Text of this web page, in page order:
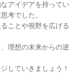
アイデアを持ってい
考でした。
ことや視野を広げる
理想の未来からの逆
していきましょう！